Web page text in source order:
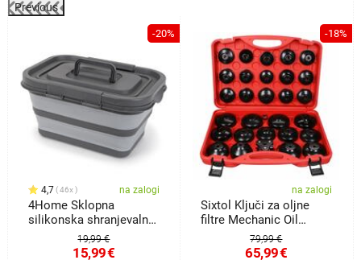
Previous
-20%
4,7 46x na zalogi
4Home Sklopna
silikonska shranjevalna
škatla spokrovom
19,99 €
15,99€
-18%
na zalogi
Sixtol Ključi za oljne
filtre Mechanic Oil
Wrench30, 1/2"
79,99 €
65,99€